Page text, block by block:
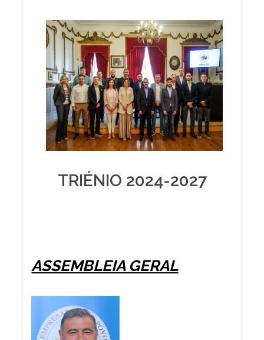
TRIÉNIO 2024-2027
ASSEMBLEIA GERAL